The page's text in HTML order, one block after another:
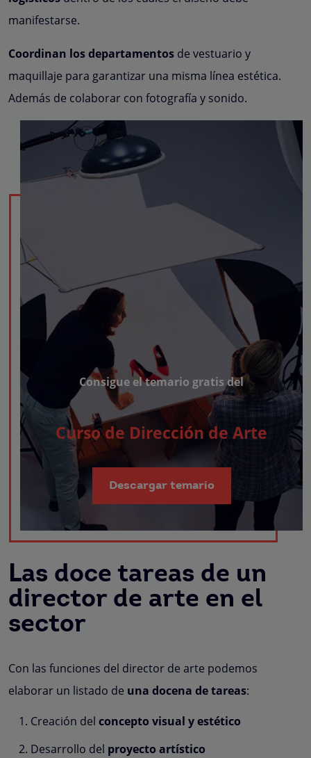
manifestarse.
Coordinan los departamentos de vestuario y
maquillaje para garantizar una misma línea estética.
Además de colaborar con fotografía y sonido.
Consigue el temario gratis del
Curso de Dirección de Arte
Descargar temario
Las doce tareas de un
director de arte en el
sector
Con las funciones del director de arte podemos
elaborar un listado de una docena de tareas:
Creación del concepto visual y estético
Desarrollo del proyecto artístico